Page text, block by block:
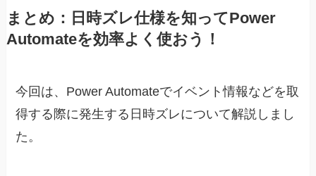
まとめ：日時ズレ仕様を知ってPower
Automateを効率よく使おう！
今回は、Power Automateでイベント情報などを取
得する際に発生する日時ズレについて解説しまし
た。